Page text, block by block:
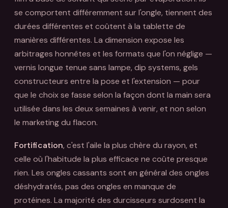
se comportent différemment sur l'ongle, tiennent des
durées différentes et coûtent à la tablette de
manières différentes. La dimension expose les
arbitrages honnêtes et les formats que l'on néglige —
vernis longue tenue sans lampe, dip systems, gels
constructeurs entre la pose et l'extension — pour
que le choix se fasse selon la façon dont la main sera
utilisée dans les deux semaines à venir, et non selon
le marketing du flacon.
Fortification, c'est l'aile la plus chère du rayon, et
celle où l'habitude la plus efficace ne coûte presque
rien. Les ongles cassants sont en général des ongles
déshydratés, pas des ongles en manque de
protéines. La majorité des durcisseurs surdosent la